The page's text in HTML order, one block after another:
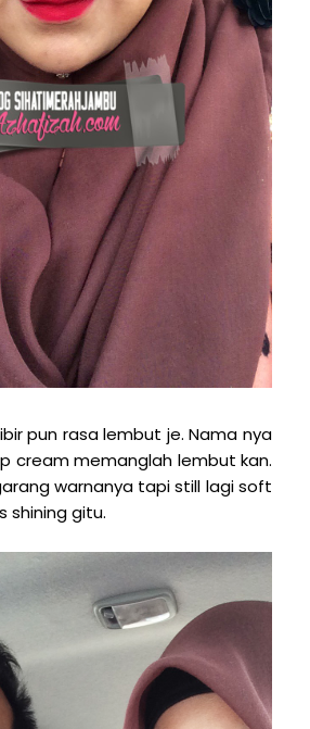
pun rasa lembut je. Nama nya
cream memanglah lembut kan.
warnanya tapi still lagi soft
shining gitu.